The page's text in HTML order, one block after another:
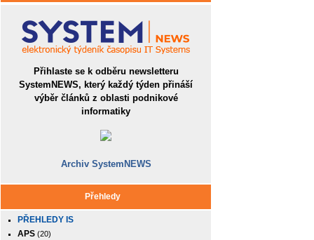
Přihlaste se k odběru newsletteru
SystemNEWS, který každý týden přináší
výběr článků z oblasti podnikové
informatiky
Archiv SystemNEWS
Přehledy
PŘEHLEDY IS
APS (20)